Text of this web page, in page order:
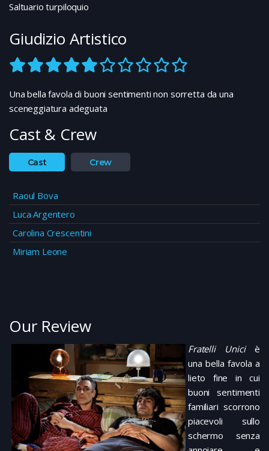
Saltuario turpiloquio
Giudizio Artistico
Una bella favola di buoni sentimenti non sorretta da una
sceneggiatura adeguata
Cast & Crew
Cast Crew
Raoul Bova
Luca Argentero
Carolina Crescentini
Miriam Leone
Our Review
Fratelli Uniciè
una bella favola a
lieto fine in cui
buoni sentimenti
familiari scorrono
piacevoli sullo
schermo senza